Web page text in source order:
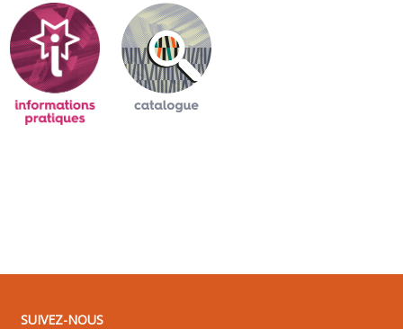
SUIVEZ-NOUS